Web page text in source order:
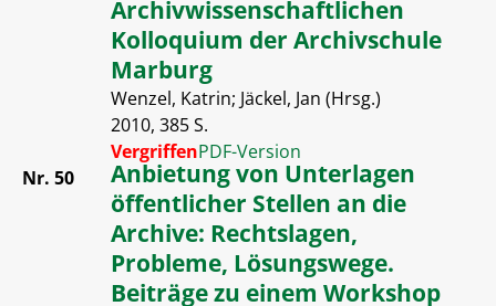
Archivwissenschaftlichen
Kolloquium der Archivschule
Marburg
Wenzel, Katrin; Jäckel, Jan (Hrsg.)
2010, 385 S.
VergriffenPDF-Version
Nr. 50
Anbietung von Unterlagen
öffentlicher Stellen an die
Archive: Rechtslagen,
Probleme, Lösungswege.
Beiträge zu einem Workshop